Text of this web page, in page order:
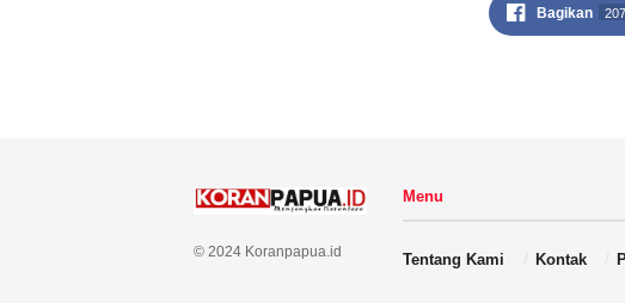
Bagikan 207
© 2024 Koranpapua.id
Menu
Tentang Kami Kontak